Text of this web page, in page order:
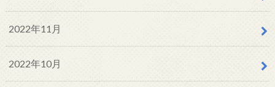
2022年11月
2022年10月